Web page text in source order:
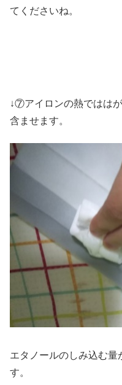
てくださいね。
↓⑦アイロンの熱ではは
含ませます。
エタノールのしみ込む
す。